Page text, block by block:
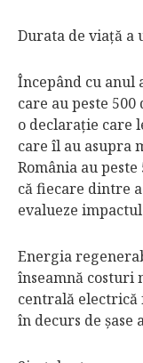
Durata de viaţă a
Începând cu anul
care au peste
o declaraţie care
care îl au asupra
România au
că fiecare dintre
evalueze
Energia
înseamnă
centrală
în decurs de şase